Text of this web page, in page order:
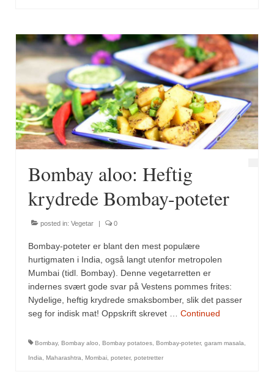
Bombay aloo: Heftig
krydrede Bombay-poteter
posted in: Vegetar | 0
Bombay-poteter er blant den mest populære
hurtigmaten i India, også langt utenfor metropolen
Mumbai (tidl. Bombay). Denne vegetarretten er
indernes svært gode svar på Vestens pommes frites:
Nydelige, heftig krydrede smaksbomber, slik det passer
seg for indisk mat! Oppskrift skrevet … Continued
Bombay, Bombay aloo Bombay potatoes Bombay-poteter, garam masala
India Maharashtra Mombai poteter, potetretter